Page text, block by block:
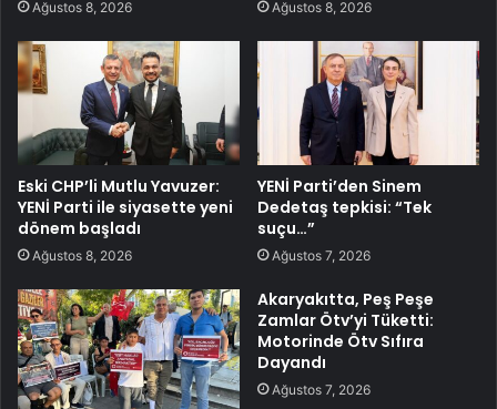
Ağustos 8, 2026 Ağustos 8, 2026
Eski CHP’li Mutlu Yavuzer:
YENİ Parti ile siyasette yeni
dönem başladı
Ağustos 8, 2026
YENİ Parti’den Sinem
Dedetaş tepkisi: “Tek
suçu…”
Ağustos 7, 2026
Akaryakıtta, Peş Peşe
Zamlar Ötv’yi Tüketti:
Motorinde Ötv Sıfıra
Dayandı
Ağustos 7, 2026